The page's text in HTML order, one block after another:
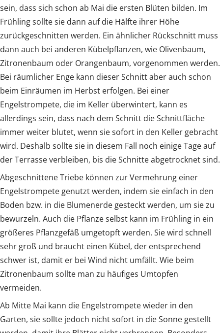
sein, dass sich schon ab Mai die ersten Blüten bilden. Im
Frühling sollte sie dann auf die Hälfte ihrer Höhe
zurückgeschnitten werden. Ein ähnlicher Rückschnitt muss
dann auch bei anderen Kübelpflanzen, wie Olivenbaum,
Zitronenbaum oder Orangenbaum, vorgenommen werden.
Bei räumlicher Enge kann dieser Schnitt aber auch schon
beim Einräumen im Herbst erfolgen. Bei einer
Engelstrompete, die im Keller überwintert, kann es
allerdings sein, dass nach dem Schnitt die Schnittfläche
immer weiter blutet, wenn sie sofort in den Keller gebracht
wird. Deshalb sollte sie in diesem Fall noch einige Tage auf
der Terrasse verbleiben, bis die Schnitte abgetrocknet sind.
Abgeschnittene Triebe können zur Vermehrung einer
Engelstrompete genutzt werden, indem sie einfach in den
Boden bzw. in die Blumenerde gesteckt werden, um sie zu
bewurzeln. Auch die Pflanze selbst kann im Frühling in ein
größeres Pflanzgefäß umgetopft werden. Sie wird schnell
sehr groß und braucht einen Kübel, der entsprechend
schwer ist, damit er bei Wind nicht umfällt. Wie beim
Zitronenbaum sollte man zu häufiges Umtopfen
vermeiden.
Ab Mitte Mai kann die Engelstrompete wieder in den
Garten, sie sollte jedoch nicht sofort in die Sonne gestellt